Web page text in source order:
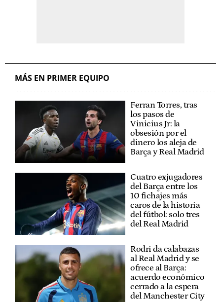
MÁS EN PRIMER EQUIPO
Ferran Torres, tras
los pasos de
Vinicius Jr: la
obsesión por el
dinero los aleja de
Barça y Real Madrid
Cuatro exjugadores
del Barça entre los
10 fichajes más
caros de la historia
del fútbol: solo tres
del Real Madrid
Rodri da calabazas
al Real Madrid y se
ofrece al Barça:
acuerdo económico
cerrado a la espera
del Manchester City